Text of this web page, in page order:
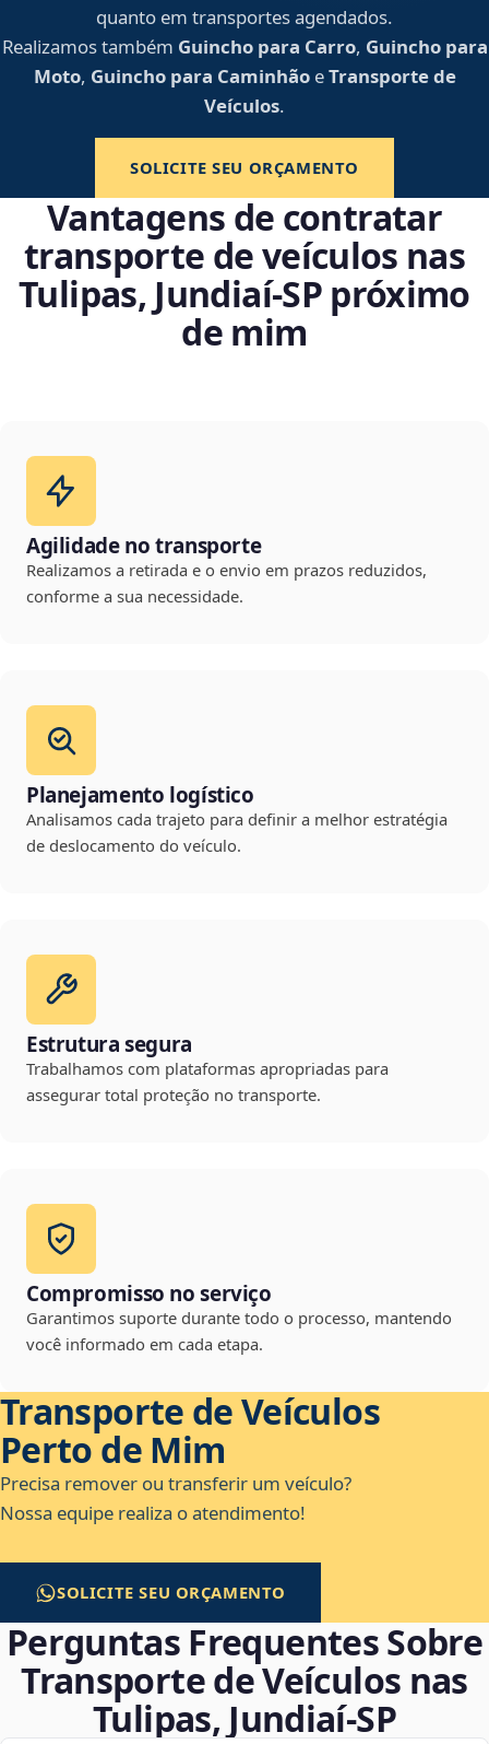
quanto em transportes agendados.
Realizamos também Guincho para Carro, Guincho para
Moto, Guincho para CaminhãoeTransporte de
Veículos.
SOLICITE SEU ORÇAMENTO
Vantagens de contratar
transporte de veículos nas
Tulipas, Jundiaí‑SP próximo
de mim
Agilidade no transporte
Realizamos a retirada e o envio em prazos reduzidos,
conforme a sua necessidade.
Planejamento logístico
Analisamos cada trajeto para definir a melhor estratégia
de deslocamento do veículo.
Estrutura segura
Trabalhamos com plataformas apropriadas para
assegurar total proteção no transporte.
Compromisso no serviço
Garantimos suporte durante todo o processo, mantendo
você informado em cada etapa.
Transporte de Veículos
Perto de Mim
Precisa remover ou transferir um veículo?
Nossa equipe realiza o atendimento!
SOLICITE SEU ORÇAMENTO
Perguntas Frequentes Sobre
Transporte de Veículos nas
Tulipas, Jundiaí‑SP